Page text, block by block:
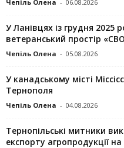
Чепіль Олена - 06.08.2026
У Ланівцях із грудня
ветеранський простір
Чепіль Олена - 05.08.2026
У канадському місті
Тернополя
Чепіль Олена - 04.08.2026
Тернопільські митники
експорту агропродукції